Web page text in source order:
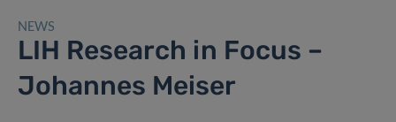
NEWS
LIH Research in Focus –
Johannes Meiser